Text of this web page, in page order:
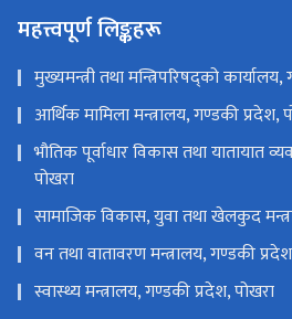
महत्त्वपूर्ण लिङ्कहरू
मुख्यमन्त्री तथा मन्त्रिपरिषद्को
आर्थिक मामिला मन्त्रालय, गण्डकी प्रदेश,
भौतिक पूर्वाधार विकास तथा यातायात
पोखरा
सामाजिक विकास, युवा तथा खेलकुद
वन तथा वातावरण मन्त्रालय, गण्डकी
स्वास्थ्य मन्त्रालय, गण्डकी प्रदेश, पोखरा